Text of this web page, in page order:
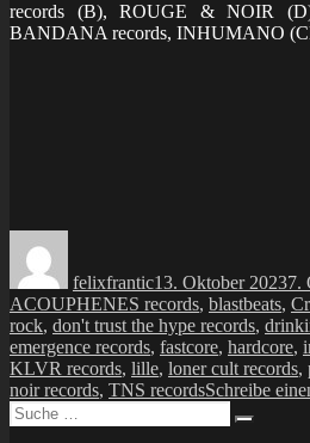
records (B), ROUGE & NOIR
BANDANA records, INHUMANO
felixfrantic13. Oktober 20237.
ACOUPHENES records, blastbeats,
rock, don't trust the hype records,
emergence records, fastcore, hardcore,
KLVR records, lille, loner cult records,
noir records, TNS recordsSchreibe
Suche
nach:
Suchen